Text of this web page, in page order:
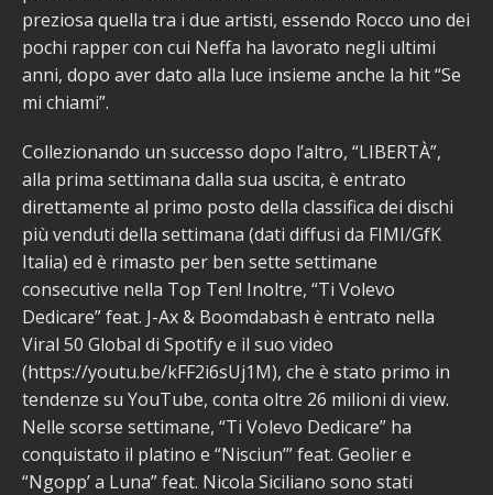
preziosa quella tra i due artisti, essendo Rocco uno dei
pochi rapper con cui Neffa ha lavorato negli ultimi
anni, dopo aver dato alla luce insieme anche la hit “Se
mi chiami”.
Collezionando un successo dopo l’altro, “LIBERTÀ”,
alla prima settimana dalla sua uscita, è entrato
direttamente al primo posto della classifica dei dischi
più venduti della settimana (dati diffusi da FIMI/GfK
Italia) ed è rimasto per ben sette settimane
consecutive nella Top Ten! Inoltre, “Ti Volevo
Dedicare” feat. J-Ax & Boomdabash è entrato nella
Viral 50 Global di Spotify e il suo video
(https://youtu.be/kFF2i6sUj1M), che è stato primo in
tendenze su YouTube, conta oltre 26 milioni di view.
Nelle scorse settimane, “Ti Volevo Dedicare” ha
conquistato il platino e “Nisciun’” feat. Geolier e
“Ngopp’ a Luna” feat. Nicola Siciliano sono stati